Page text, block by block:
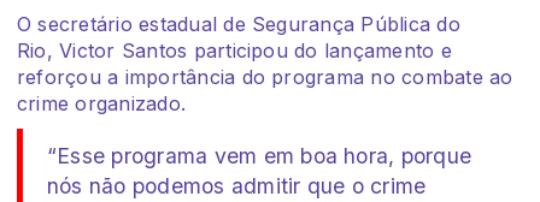
O secretário estadual de Segurança Pública do
Rio, Victor Santos participou do lançamento e
reforçou a importância do programa no combate ao
crime organizado.
“Esse programa vem em boa hora, porque
nós não podemos admitir que o crime